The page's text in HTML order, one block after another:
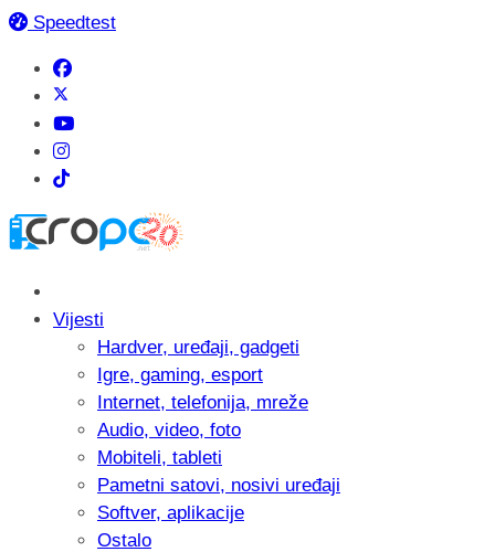
Speedtest
Vijesti
Hardver, uređaji, gadgeti
Igre, gaming, esport
Internet, telefonija, mreže
Audio, video, foto
Mobiteli, tableti
Pametni satovi, nosivi uređaji
Softver, aplikacije
Ostalo